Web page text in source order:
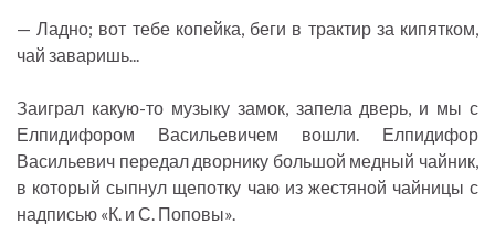
— Ладно; вот тебе копейка, беги в трактир за кипятком,
чай заваришь...
Заиграл какую-то музыку замок, запела дверь, и мы с
Елпидифором Васильевичем вошли. Елпидифор
Васильевич передал дворнику большой медный чайник,
в который сыпнул щепотку чаю из жестяной чайницы с
надписью «К. и С. Поповы».